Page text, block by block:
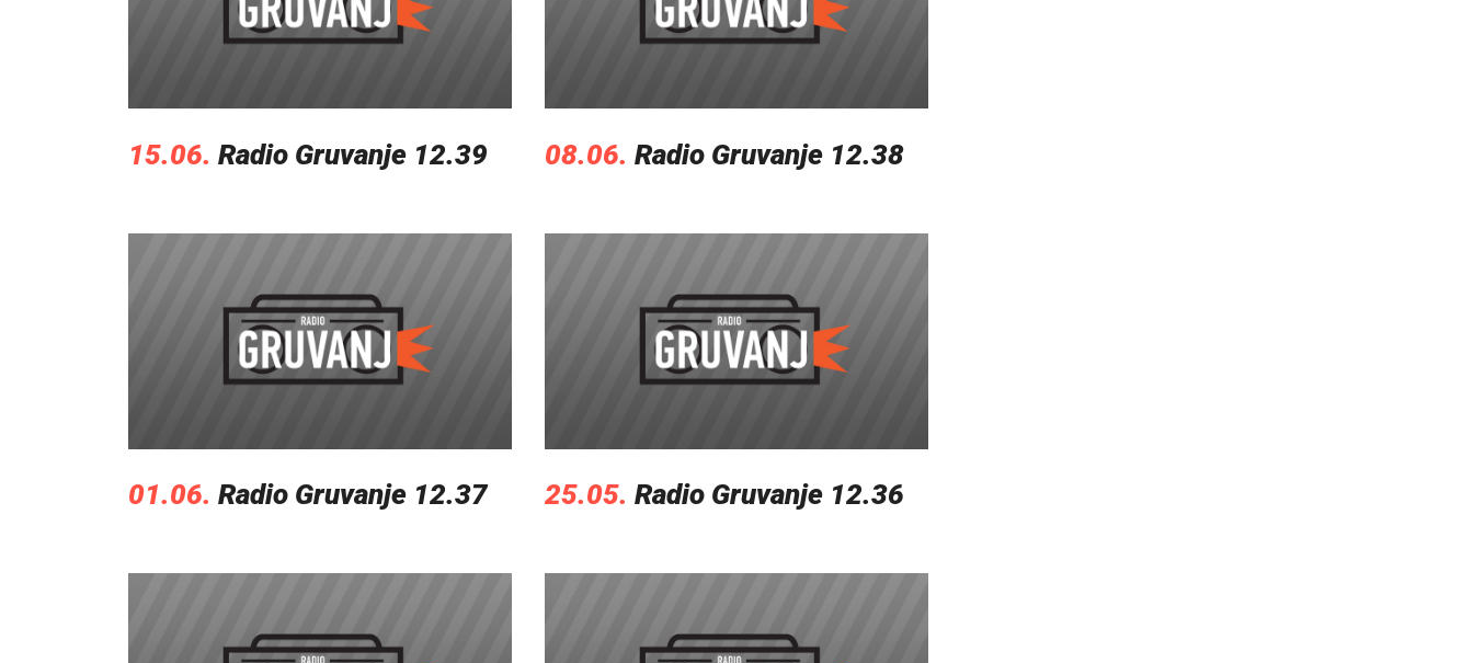
15.06. Radio Gruvanje 12.39 08.06. Radio Gruvanje 12.38
01.06. Radio Gruvanje 12.37 25.05. Radio Gruvanje 12.36